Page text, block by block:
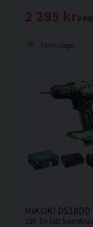
2
2 295 kr
Finns i lager
HiKOKI